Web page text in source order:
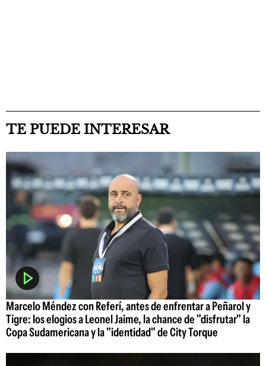
TE PUEDE INTERESAR
Marcelo Méndez con Referí, antes de enfrentar a Peñarol y
Tigre: los elogios a Leonel Jaime, la chance de "disfrutar" la
Copa Sudamericana y la "identidad" de City Torque